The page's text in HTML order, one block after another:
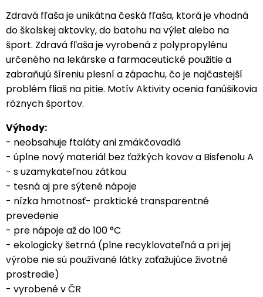
Zdravá fľaša je unikátna česká fľaša, ktorá je vhodná
do školskej aktovky, do batohu na výlet alebo na
šport. Zdravá fľaša je vyrobená z polypropylénu
určeného na lekárske a farmaceutické použitie a
zabraňujú šíreniu plesní a zápachu, čo je najčastejší
problém fliaš na pitie. Motív Aktivity ocenia fanúšikovia
rôznych športov.
Výhody:
- neobsahuje ftaláty ani zmäkčovadlá
- úplne nový materiál bez ťažkých kovov a Bisfenolu A
- s uzamykateľnou zátkou
- tesná aj pre sýtené nápoje
- nízka hmotnosť- praktické transparentné
prevedenie
- pre nápoje až do 100 °C
- ekologicky šetrná (plne recyklovateľná a pri jej
výrobe nie sú používané látky zaťažujúce životné
prostredie)
- vyrobené v ČR